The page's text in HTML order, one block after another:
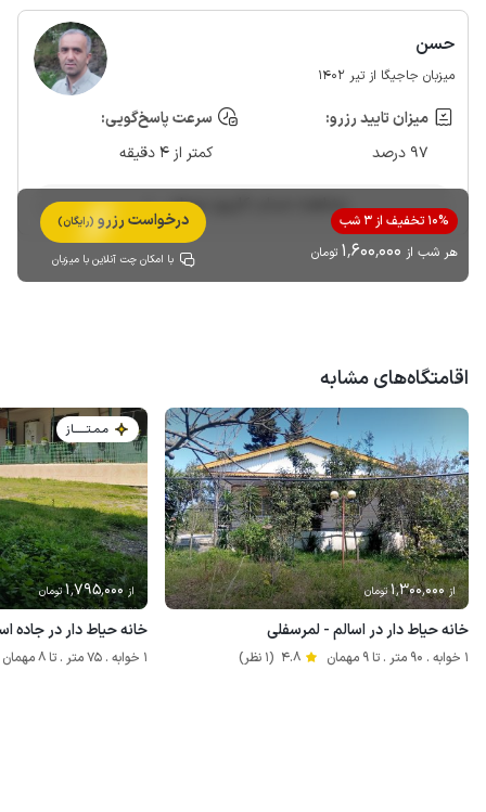
حسن
میزبان جاجیگا از تیر 1402
میزان تایید رزرو:
97 درصد
سرعت پاسخ‌گویی:
کمتر از 4 دقیقه
مشاهده حساب کاربری میزبان
10% تخفیف از 3 شب
هر شب از 1٬600٬000 تومان
درخواست رزرو (رایگان)
با امکان چت آنلاین با میزبان
اقامتگاه‌های مشابه
از 1٬300٬000تومان
خانه حیاط دار در اسالم - لمرسفلی
1 خوابه . 90 متر . تا 9 مهمان 4.8 (1 نظر)
مـمـتــــــاز
از 1٬795٬000تومان
خانه حیاط دار در جاده
1 خوابه . 75 متر . تا 8 مهمان